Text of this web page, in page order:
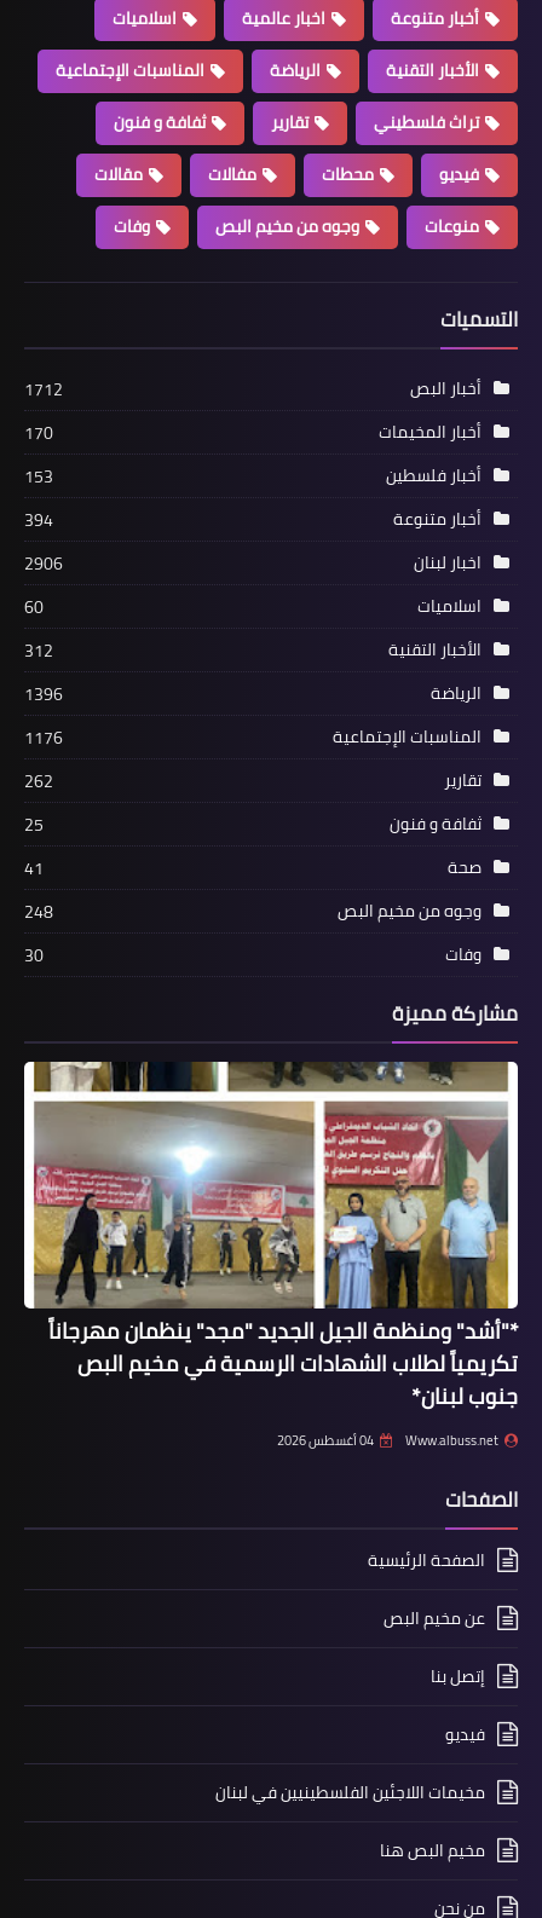
عيدنا يوم عودتنا
صيدا
أبو العردات على رأس وفد من منظمة
التحرير مهنئاً فعاليات صيدا الدينية
والسياسية بعيد الأضحى
الساحل
حركة "فتح"- شعبة السّاحل تكلِّل أضرحة
شهداء الثّورة الفلسطينية21-08-2018
أخبار البص
مسيرة تكبيرات العيد في مخيم البص
أخبار البص
*صلاة عيد الاضحى المبارك في مخيم
أخبار متنوعة
اخبار عالمية
اسلاميات
الأخبار التقنية
الرياضة
المناسبات الإجتماعية
تراث فلسطيني
تقارير
ثفافة و فنون
فيديو
محطات مفالات
مقالات
منوعات
وجوه من مخيم البص وفات
التسميات
أخبار البص
1712
أخبار المخيمات
170
أخبار فلسطين
153
أخبار متنوعة
394
اخبار لبنان
2906
اسلاميات
60
الأخبار التقنية
312
الرياضة
1396
المناسبات الإجتماعية
1176
تقارير
262
ثفافة و فنون
25
صحة
41
وجوه من مخيم البص
248
وفات
30
مشاركة مميزة
*"أشد" ومنظمة الجيل الجديد "مجد" ينظمان مهرجاناً
تكريمياً لطلاب الشهادات الرسمية في مخيم البص
جنوب لبنان*
Www.albuss.net 04 أغسطس 2026
الصفحات
الصفحة الرئيسية
عن مخيم البص
إتصل بنا
فيديو
مخيمات اللاجئين الفلسطينيين في لبنان
مخيم البص هنا
من نحن